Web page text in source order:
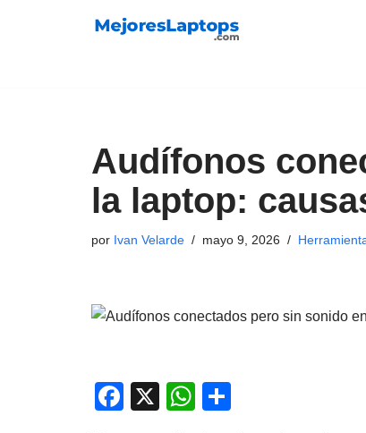
Audífonos
la laptop:
por Ivan Velarde mayo 9, 2026
F
X
W